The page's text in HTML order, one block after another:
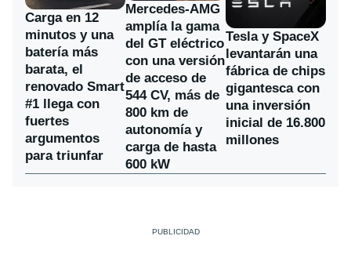
Carga en 12
minutos y una
batería más
barata, el
renovado Smart
#1 llega con
fuertes
argumentos
para triunfar
Mercedes-AMG
amplía la gama
del GT eléctrico
con una versión
de acceso de
544 CV, más de
800 km de
autonomía y
carga de hasta
600 kW
Tesla y SpaceX
levantarán una
fábrica de chips
gigantesca con
una inversión
inicial de 16.800
millones